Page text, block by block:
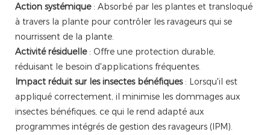
Action systémique : Absorbé par les plantes et transloqué
à travers la plante pour contrôler les ravageurs qui se
nourrissent de la plante.
Activité résiduelle : Offre une protection durable,
réduisant le besoin d'applications fréquentes.
Impact réduit sur les insectes bénéfiques : Lorsqu'il est
appliqué correctement, il minimise les dommages aux
insectes bénéfiques, ce qui le rend adapté aux
programmes intégrés de gestion des ravageurs (IPM).